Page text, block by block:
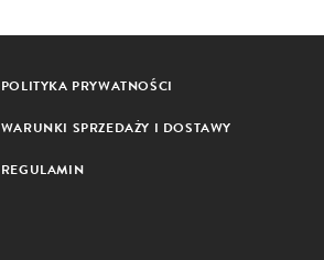
POLITYKA PRYWATNOŚCI
WARUNKI SPRZEDAŻY I DOSTAWY
REGULAMIN